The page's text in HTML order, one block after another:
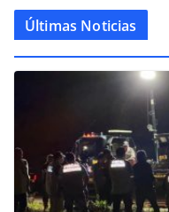
Últimas Noticias